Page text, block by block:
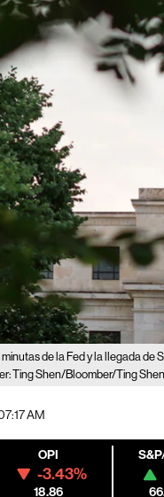
de la Fed y la llegada de
Ting Shen/Bloomber/Ting
AM
OPI
-3.43%
18.86